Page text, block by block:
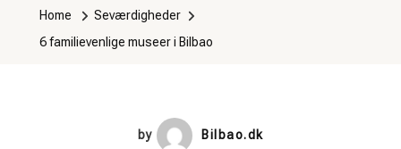
Home
Seværdigheder
6 familievenlige museer i Bilbao
by Bilbao.dk